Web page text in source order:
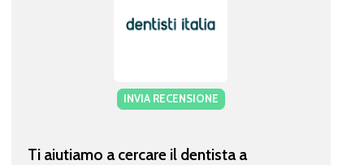
INVIA RECENSIONE
Ti aiutiamo a cercare il dentista a